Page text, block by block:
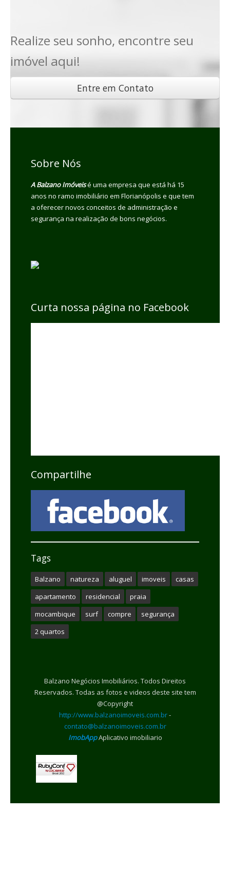
Realize seu sonho, encontre seu
imóvel aqui!
Entre em Contato
Sobre Nós
A Balzano Imóveisé uma empresa que está há 15
anos no ramo imobiliário em Florianópolis e que tem
a oferecer novos conceitos de administração e
segurança na realização de bons negócios.
Curta nossa página no Facebook
Compartilhe
Tags
Balzano natureza aluguel imoveis
casas
apartamento
residencial
praia
mocambique
surf compre
segurança
2 quartos
Balzano Negócios Imobiliários. Todos Direitos
Reservados. Todas as fotos e videos deste site tem
@Copyright
http://www.balzanoimoveis.com.br-
contato@balzanoimoveis.com.br
ImobAppAplicativo imobiliario